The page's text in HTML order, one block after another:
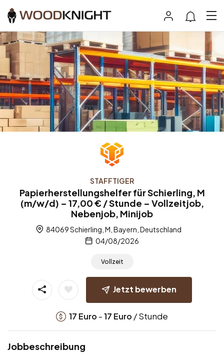
STAFFTIGER
Papierherstellungshelfer für Schierling, M
(m/w/d) – 17,00 € / Stunde – Vollzeitjob,
Nebenjob, Minijob
84069 Schierling, M, Bayern, Deutschland
04/08/2026
Vollzeit
Jetzt bewerben
17 Euro -17 Euro / Stunde
Jobbeschreibung